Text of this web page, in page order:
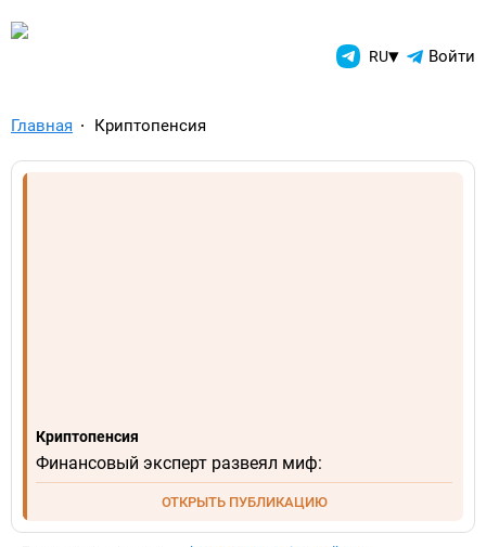
TelegramAds.com — RU▾ Войти
Главная Криптопенсия
Криптопенсия
Финансовый эксперт развеял миф:
ОТКРЫТЬ ПУБЛИКАЦИЮ